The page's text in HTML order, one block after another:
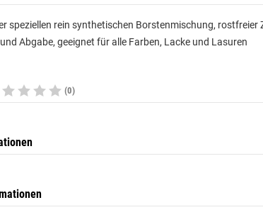
speziellen rein synthetischen Borstenmischung,
Abgabe, geeignet für alle Farben, Lacke und Lasuren
(0)